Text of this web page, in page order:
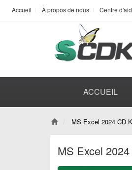
Accueil À propos de nous Centre
ACCUEIL
MS Excel 2024 CD
MS Excel